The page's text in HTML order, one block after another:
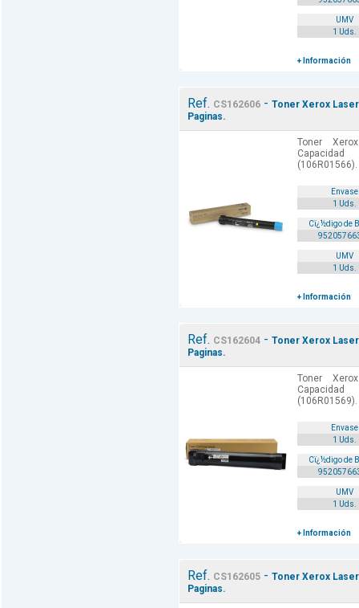
UMV
1 Uds.
+ Información
Ref. CS162606- Toner Xerox Laser
Paginas.
Toner
(106R01566).
Envase
1 Uds.
Cï¿½digo de
UMV
1 Uds.
+ Información
Ref. CS162604- Toner Xerox
Paginas.
Toner
(106R01569).
Envase
1 Uds.
Cï¿½digo de
UMV
1 Uds.
+ Información
Ref. CS162605- Toner Xerox Laser
Paginas.